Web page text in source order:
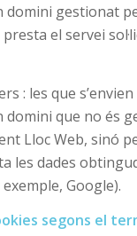
domini gestionat
el servei
: les que
domini que no és
Lloc Web, sinó
les dades
Google).
segons el